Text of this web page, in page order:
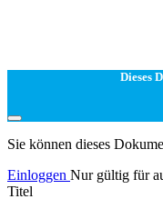
Dieses
Sie können dieses
Einloggen Nur gültig für
Titel